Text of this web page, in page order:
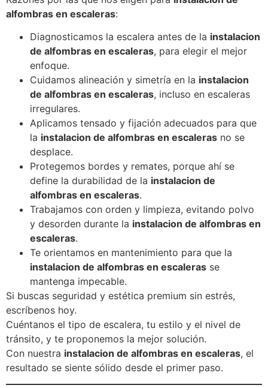
alfombras en escaleras:
Diagnosticamos la escalera antes de la instalacion
de alfombras en escaleras, para elegir el mejor
enfoque.
Cuidamos alineación y simetría en la instalacion
de alfombras en escaleras, incluso en escaleras
irregulares.
Aplicamos tensado y fijación adecuados para que
la instalacion de alfombras en escaleras no se
desplace.
Protegemos bordes y remates, porque ahí se
define la durabilidad de la instalacion de
alfombras en escaleras.
Trabajamos con orden y limpieza, evitando polvo
y desorden durante la instalacion de alfombras en
escaleras.
Te orientamos en mantenimiento para que la
instalacion de alfombras en escaleras se
mantenga impecable.
Si buscas seguridad y estética premium sin estrés,
escríbenos hoy.
Cuéntanos el tipo de escalera, tu estilo y el nivel de
tránsito, y te proponemos la mejor solución.
Con nuestra instalacion de alfombras en escaleras, el
resultado se siente sólido desde el primer paso.